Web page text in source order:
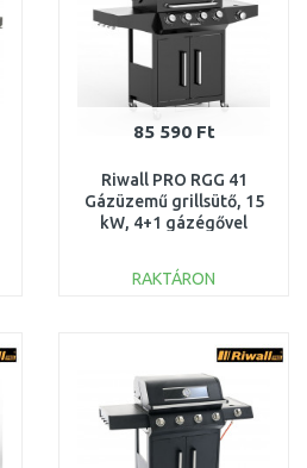
85 590 Ft
Riwall PRO RGG 41
Gázüzemű grillsütő, 15
kW, 4+1 gázégővel
RAKTÁRON
Összehasonlítás